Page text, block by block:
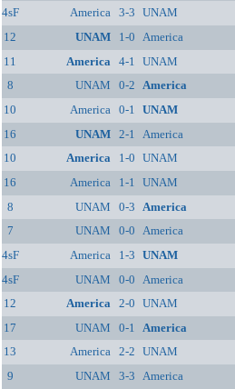
4sF
America 3-3 UNAM
12
UNAM 1-0 America
11
America 4-1 UNAM
8
UNAM 0-2 America
10
America 0-1 UNAM
16
UNAM 2-1 America
10
America 1-0 UNAM
16
America 1-1 UNAM
8
UNAM 0-3 America
7
UNAM 0-0 America
4sF
America 1-3 UNAM
4sF
UNAM 0-0 America
12
America 2-0 UNAM
17
UNAM 0-1 America
13
America 2-2 UNAM
9
UNAM 3-3 America